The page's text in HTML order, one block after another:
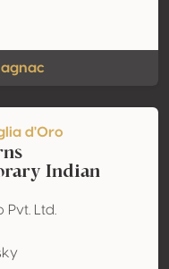
d'Oro
Indian
Pvt. Ltd.